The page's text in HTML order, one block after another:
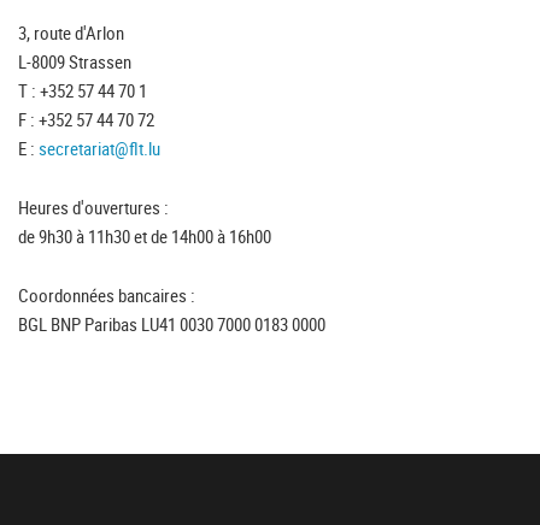
3, route d'Arlon
L-8009 Strassen
T : +352 57 44 70 1
F : +352 57 44 70 72
E : secretariat@flt.lu
Heures d'ouvertures :
de 9h30 à 11h30 et de 14h00 à 16h00
Coordonnées bancaires :
BGL BNP Paribas LU41 0030 7000 0183 0000